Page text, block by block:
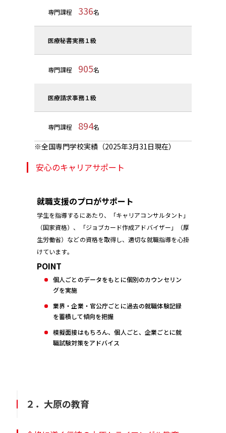
専門課程 336名
医療秘書実務１級
専門課程 905名
医療請求事務１級
専門課程 894名
全国専門学校実績（2025年3月31日現在）
安心のキャリアサポート
就職支援のプロがサポート
学生を指導するにあたり、「キャリアコンサルタント」
（国家資格）、「ジョブカード作成アドバイザー」（厚
生労働省）などの資格を取得し、適切な就職指導を心掛
けています。
POINT
個人ごとのデータをもとに個別のカウンセリン
グを実施
業界・企業・官公庁ごとに過去の就職体験記録
を蓄積して傾向を把握
模擬面接はもちろん、個人ごと、企業ごとに就
職試験対策をアドバイス
２．大原の教育